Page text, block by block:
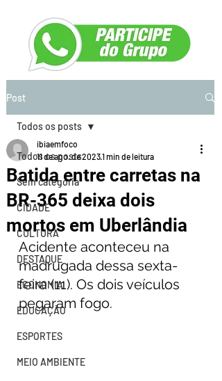
Post
Todos os posts
Sem categoria
CIDADE
CULTURA
DESTAQUE
ECONOMIA
EDUCAÇÃO
ESPORTES
MEIO AMBIENTE
Todos os posts
Batida entre carretas na
BR-365 deixa dois
mortos em Uberlândia
ibiaemfoco
11 de ago. de 20231 min de leitura
Acidente aconteceu na
madrugada dessa sexta-
feira (11). Os dois veículos
pegaram fogo.